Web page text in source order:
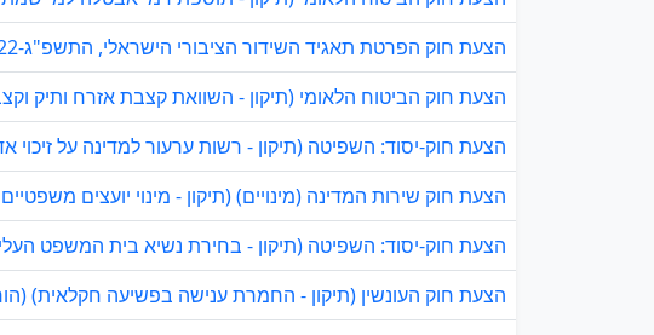
הצעת חוק הפרטת תאגיד השידור הציבורי הישראלי, התשפ"ג-2022
הצעת חוק הביטוח הלאומי (תיקון - השוואת קצבת אזרח ותיק
הצעת חוק-יסוד: השפיטה (תיקון - רשות ערעור למדינה על זיכוי
הצעת חוק שירות המדינה (מינויים) (תיקון - מינוי יועצים
הצעת חוק-יסוד: השפיטה (תיקון - בחירת נשיא בית המשפט
הצעת חוק העונשין (תיקון - החמרת ענישה בפשיעה חקלאית)